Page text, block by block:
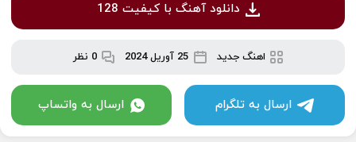
دانلود آهنگ با کیفیت 128
اهنگ جدید 25 آوریل 2024 0 نظر
ارسال به تلگرام ارسال به واتساپ